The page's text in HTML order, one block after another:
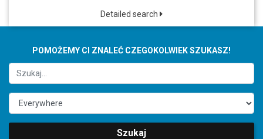
Detailed search
POMOŻEMY CI ZNALEĆ CZEGOKOLWIEK SZUKASZ!
Szukaj